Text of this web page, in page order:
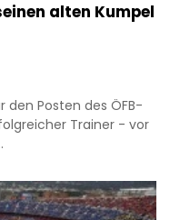
alten Kumpel
den Posten des ÖFB-
Trainer - vor